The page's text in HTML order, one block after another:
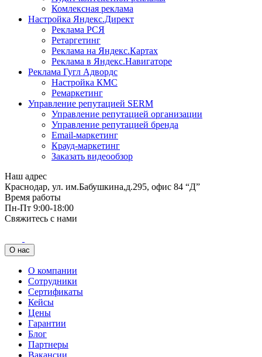
Комлексная реклама
Настройка Яндекс.Директ
Реклама РСЯ
Ретаргетинг
Реклама на Яндекс.Картах
Реклама в Яндекс.Навигаторе
Реклама Гугл Адвордс
Настройка КМС
Ремаркетинг
Управление репутацией SERM
Управление репутацией организации
Управление репутацией бренда
Email-маркетинг
Крауд-маркетинг
Заказать видеообзор
Наш адрес
Краснодар, ул. им.Бабушкина,д.295, офис 84 “Д”
Время работы
Пн-Пт 9:00-18:00
Свяжитесь с нами
О нас
О компании
Сотрудники
Сертификаты
Кейсы
Цены
Гарантии
Блог
Партнеры
Вакансии